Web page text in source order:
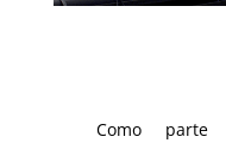
Como